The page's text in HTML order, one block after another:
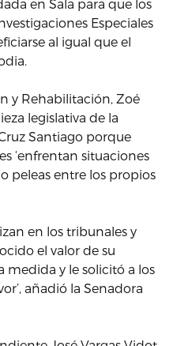
en Sala para que los
Especiales
al igual que el
y Rehabilitación, Zoé
legislativa de la
Santiago porque
‘enfrentan situaciones
peleas entre los propios
en los tribunales y
el valor de su
medida y le solicitó a los
añadió la Senadora